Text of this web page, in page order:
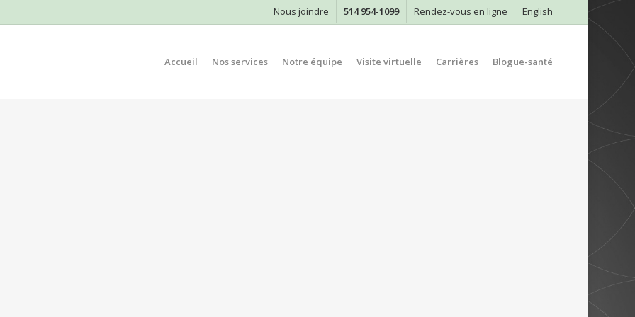
Nous joindre 514 954-1099 Rendez-vous en ligne English
Accueil Nos services Notre équipe Visite virtuelle Carrières Blogue-santé